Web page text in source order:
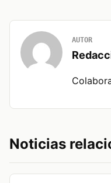
AUTOR
Noticias